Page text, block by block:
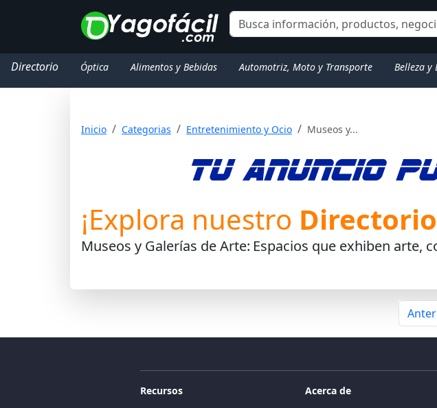
Directorio Óptica Alimentos y Bebidas Automotriz, Moto y Transporte Belleza y
Inicio Categorias Entretenimiento y Ocio Museos y...
¡Explora nuestro Directorio
Museos y Galerías de Arte: Espacios que exhiben arte,
Recursos Acerca de